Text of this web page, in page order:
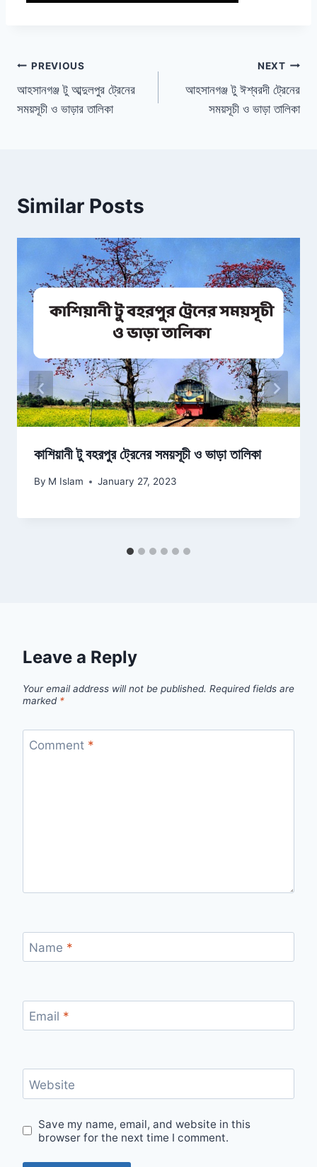
Post
navigation
PREVIOUS
আহসানগঞ্জ টু আব্দুলপুর ট্রেনের
সময়সূচী ও ভাড়ার তালিকা
NEXT
আহসানগঞ্জ টু ঈশ্বরদী ট্রেনের
সময়সূচী ও ভাড়া তালিকা
Similar Posts
কাশিয়ানী টু বহরপুর ট্রেনের সময়সূচী ও ভাড়া তালিকা
By M Islam January 27, 2023
Leave a Reply
Your email address will not be published. Required fields are
marked *
Comment *
Name *
Email *
Website
Save my name, email, and website in this
browser for the next time I comment.